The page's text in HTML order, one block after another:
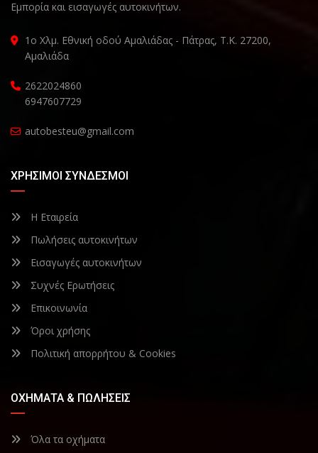
Εμπορία και εισαγωγές αυτοκινήτων.
1ο Χλμ. Εθνική οδού Αμαλιάδας - Πάτρας, Τ.Κ. 27200,
Αμαλιάδα
2622024860
6947607729
autobesteu@gmail.com
ΧΡΉΣΙΜΟΙ ΣΎΝΔΕΣΜΟΙ
Η Εταιρεία
Πωλήσεις αυτοκινήτων
Εισαγωγές αυτοκινήτων
Συχνές Ερωτήσεις
Επικοινωνία
Όροι χρήσης
Πολιτική απορρήτου & Cookies
ΟΧΉΜΑΤΑ & ΠΩΛΉΣΕΙΣ
Όλα τα οχήματα